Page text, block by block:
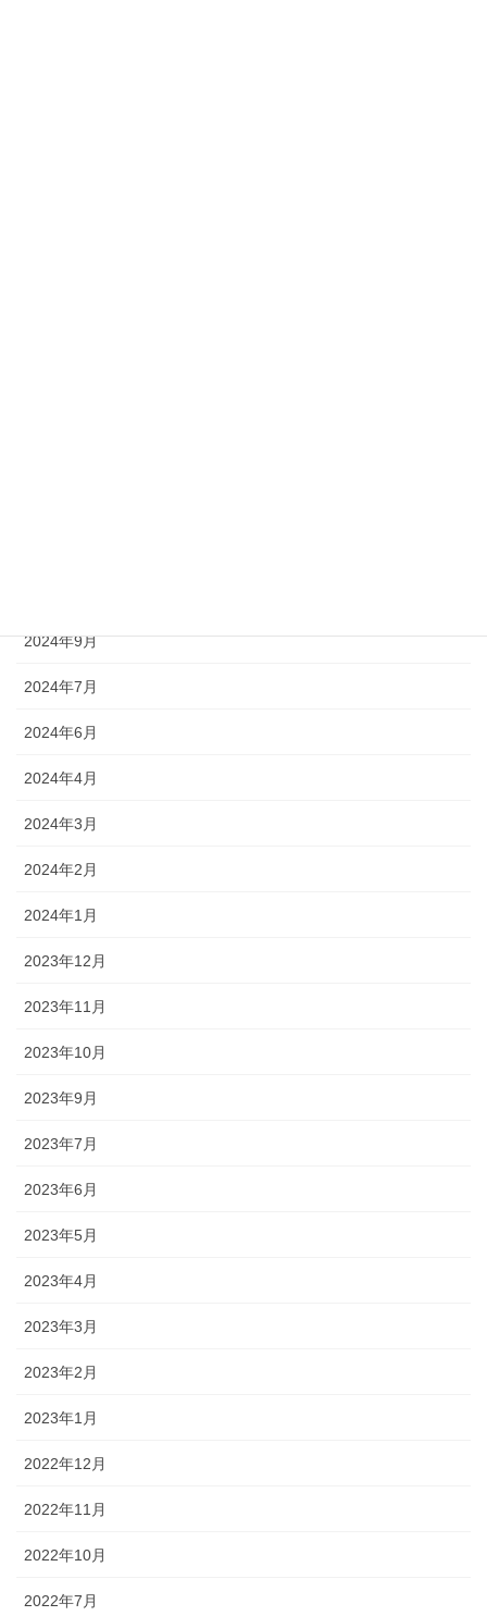
2024年9月
2024年7月
2024年6月
2024年4月
2024年3月
2024年2月
2024年1月
2023年12月
2023年11月
2023年10月
2023年9月
2023年7月
2023年6月
2023年5月
2023年4月
2023年3月
2023年2月
2023年1月
2022年12月
2022年11月
2022年10月
2022年7月